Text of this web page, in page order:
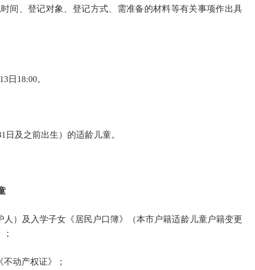
间、登记对象、登记方式、需准备的材料等有关事项作出具
日18:00。
日及之前出生）的适龄儿童。
人）及入学子女《居民户口簿》（本市户籍适龄儿童户籍变更
动产权证》；